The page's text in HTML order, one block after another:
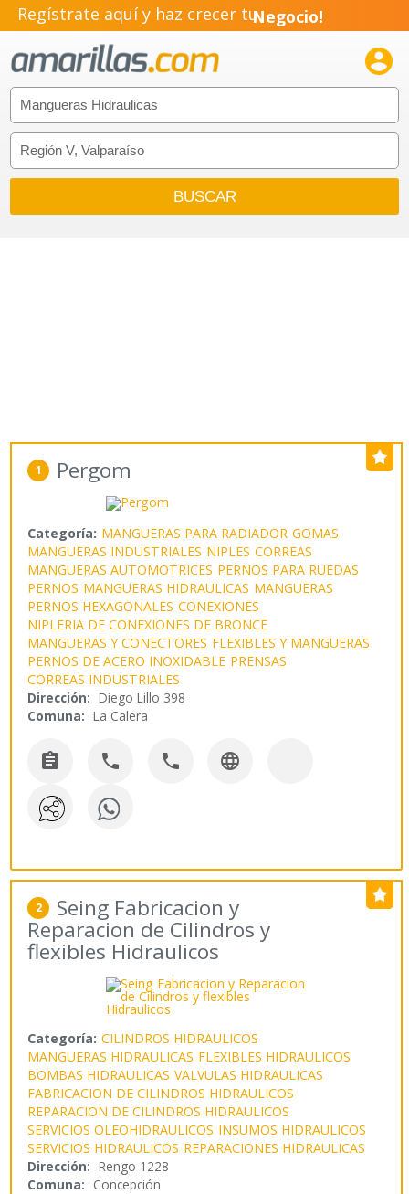
Regístrate aquí y haz crecer tuNegocio!
Emprendimiento!

1 Pergom
Categoría: MANGUERAS PARA RADIADOR GOMAS
MANGUERAS INDUSTRIALES NIPLES CORREAS
MANGUERAS AUTOMOTRICES PERNOS PARA RUEDAS
PERNOS MANGUERAS HIDRAULICAS MANGUERAS
PERNOS HEXAGONALES CONEXIONES
NIPLERIA DE CONEXIONES DE BRONCE
MANGUERAS Y CONECTORES FLEXIBLES Y MANGUERAS
PERNOS DE ACERO INOXIDABLE PRENSAS
CORREAS INDUSTRIALES
Dirección: Diego Lillo 398
Comuna: La Calera
   
2 Seing Fabricacion y
Reparacion de Cilindros y
flexibles Hidraulicos
Categoría: CILINDROS HIDRAULICOS
MANGUERAS HIDRAULICAS FLEXIBLES HIDRAULICOS
BOMBAS HIDRAULICAS VALVULAS HIDRAULICAS
FABRICACION DE CILINDROS HIDRAULICOS
REPARACION DE CILINDROS HIDRAULICOS
SERVICIOS OLEOHIDRAULICOS INSUMOS HIDRAULICOS
SERVICIOS HIDRAULICOS REPARACIONES HIDRAULICAS
Dirección: Rengo 1228
Comuna: Concepción